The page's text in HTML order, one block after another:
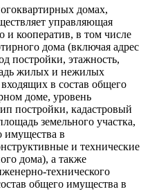
домах,
управляющая
и кооператив, в том числе
дома (включая адрес
постройки, этажность,
жилых и нежилых
в состав общего
доме, уровень
постройки, кадастровый
земельного участка,
имущества в
и технические
дома), а также
технического
общего имущества в